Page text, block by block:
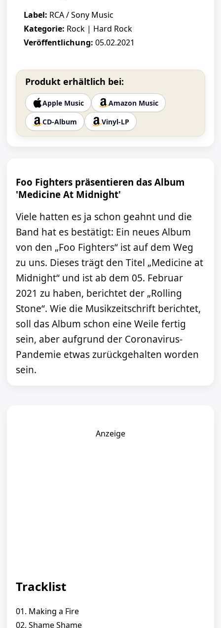
Label: RCA / Sony Music
Kategorie: Rock | Hard Rock
Veröffentlichung: 05.02.2021
Produkt erhältlich bei:
Apple Music
Amazon Music
CD-Album
Vinyl-LP
Foo Fighters präsentieren das Album
'Medicine At Midnight'
Viele hatten es ja schon geahnt und die
Band hat es bestätigt: Ein neues Album
von den „Foo Fighters“ ist auf dem Weg
zu uns. Dieses trägt den Titel „Medicine at
Midnight“ und ist ab dem 05. Februar
2021 zu haben, berichtet der „Rolling
Stone“. Wie die Musikzeitschrift berichtet,
soll das Album schon eine Weile fertig
sein, aber aufgrund der Coronavirus-
Pandemie etwas zurückgehalten worden
sein.
Anzeige
Tracklist
01. Making a Fire
02. Shame Shame